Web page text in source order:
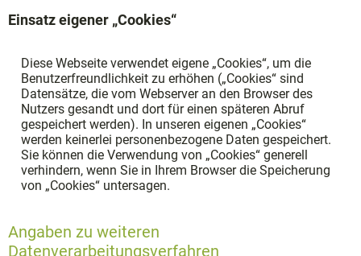
Einsatz eigener „Cookies“
Diese Webseite verwendet eigene „Cookies“, um die
Benutzerfreundlichkeit zu erhöhen („Cookies“ sind
Datensätze, die vom Webserver an den Browser des
Nutzers gesandt und dort für einen späteren Abruf
gespeichert werden). In unseren eigenen „Cookies“
werden keinerlei personenbezogene Daten gespeichert.
Sie können die Verwendung von „Cookies“ generell
verhindern, wenn Sie in Ihrem Browser die Speicherung
von „Cookies“ untersagen.
Angaben zu weiteren
Datenverarbeitungsverfahren